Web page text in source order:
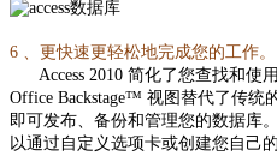
6 、更快速更轻松地完成您的工作。
Access 2010 简化了您查找和使
Office Backstage™ 视图替代了传统
即可发布、备份和管理您的数据库
以通过自定义选项卡或创建您自己